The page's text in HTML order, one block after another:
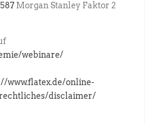
Morgan Stanley Faktor 2
webinare/
www.flatex.de/online-
disclaimer/